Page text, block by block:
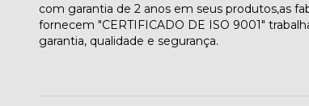
com garantia de 2 anos em seus produtos,as
fornecem "CERTIFICADO DE ISO 9001"
garantia, qualidade e segurança.